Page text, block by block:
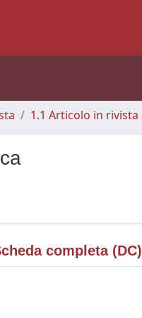
1.1 Articolo in rivista
completa (DC)